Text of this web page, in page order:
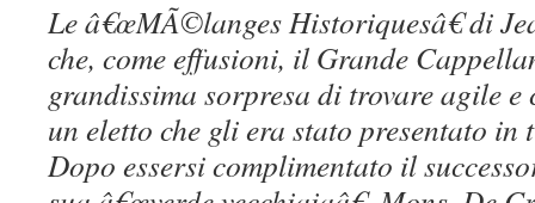
Le â€œMÃ©langes Historiquesâ€ di
che, come effusioni, il Grande
grandissima sorpresa di trovare agile
un eletto che gli era stato presentato
Dopo essersi complimentato il